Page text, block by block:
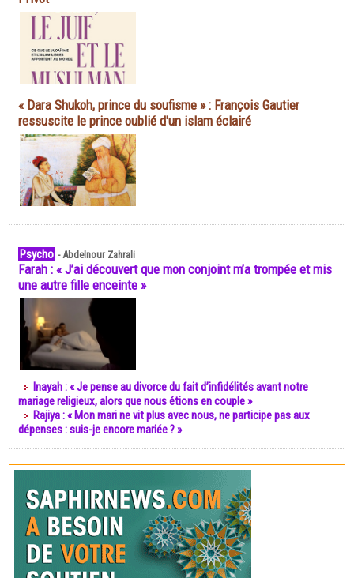
« Dara Shukoh, prince du soufisme » : François Gautier
ressuscite le prince oublié d'un islam éclairé
Psycho -Abdelnour Zahrali
Farah : « J’ai découvert que mon conjoint m’a trompée et mis
une autre fille enceinte »
Inayah : « Je pense au divorce du fait d’infidélités avant notre
mariage religieux, alors que nous étions en couple »
Rajiya : « Mon mari ne vit plus avec nous, ne participe pas aux
dépenses : suis-je encore mariée ? »